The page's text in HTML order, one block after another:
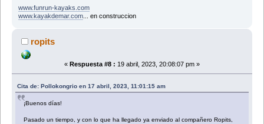
www.funrun-kayaks.com
www.kayakdemar.com... en construccion
ropits
« Respuesta #8 : 19 abril, 2023, 20:08:07 pm »
Cita de: Pollokongrio en 17 abril, 2023, 11:01:15 am
¡Buenos días!
Pasado un tiempo, y con lo que ha llegado ya enviado al compañero Ropits,